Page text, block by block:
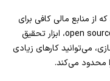
منابع مالی کافی برای
نوآوری برخوردار نیستند. با وجود نرم‌افزارهای open source، ابزار تحقیق
می‌توانید کارهای زیادی
محدود می‌کند.